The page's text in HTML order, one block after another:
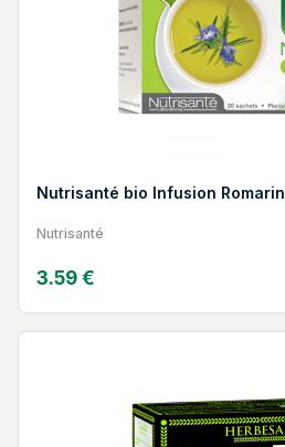
Nutrisanté bio Infusion Romarin
Nutrisanté
3.59 €